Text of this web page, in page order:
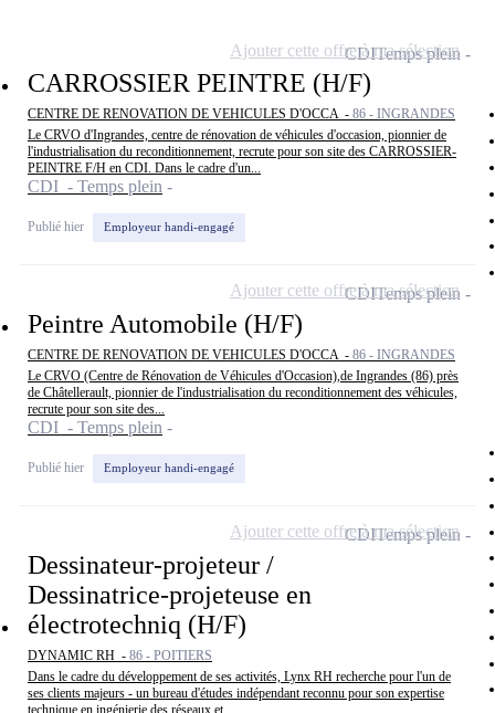
CARROSSIER PEINTRE (H/F)
CENTRE DE RENOVATION DE VEHICULES D'OCCA - 86 - INGRANDES
Le CRVO d'Ingrandes, centre de rénovation de véhicules d'occasion, pionnier de
l'industrialisation du reconditionnement, recrute pour son site des CARROSSIER-
PEINTRE F/H en CDI. Dans le cadre d'un...
CDI - Temps plein
Publié hier Employeur handi-engagé
CDITemps plein
Ajouter cette offre à ma sélection
Peintre Automobile (H/F)
CENTRE DE RENOVATION DE VEHICULES D'OCCA - 86 - INGRANDES
Le CRVO (Centre de Rénovation de Véhicules d'Occasion),de Ingrandes (86) près
de Châtellerault, pionnier de l'industrialisation du reconditionnement des véhicules,
recrute pour son site des...
CDI - Temps plein
Publié hier Employeur handi-engagé
CDITemps plein
Ajouter cette offre à ma sélection
Dessinateur-projeteur /
Dessinatrice-projeteuse en
électrotechniq (H/F)
DYNAMIC RH - 86 - POITIERS
Dans le cadre du développement de ses activités, Lynx RH recherche pour l'un de
ses clients majeurs - un bureau d'études indépendant reconnu pour son expertise
CDITemps plein
Ajouter cette offre à ma sélection